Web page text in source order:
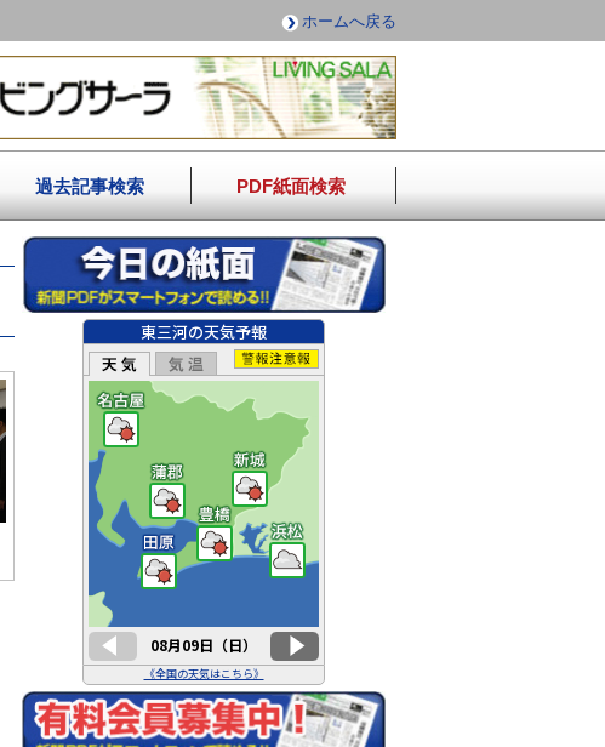
ホームへ戻る
過去記事検索 PDF紙面検索